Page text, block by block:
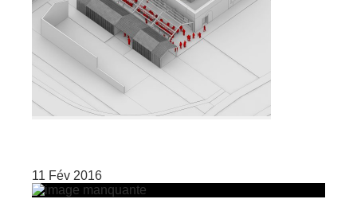
11 Fév 2016